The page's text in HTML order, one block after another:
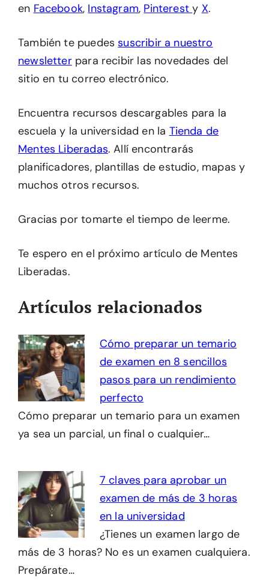
en Facebook, Instagram, Pinteresty X.
También te puedessuscribir a nuestro
newsletterpara recibir las novedades del
sitio en tu correo electrónico.
Encuentra recursos descargables para la
escuela y la universidad en la Tienda de
Mentes Liberadas. Allí encontrarás
planificadores, plantillas de estudio, mapas y
muchos otros recursos.
Gracias por tomarte el tiempo de leerme.
Te espero en el próximo artículo de Mentes
Liberadas.
Artículos relacionados
Cómo preparar un temario
de examen en 8 sencillos
pasos para un rendimiento
perfecto
Cómo preparar un temario para un examen
ya sea un parcial, un final o cualquier…
7 claves para aprobar un
examen de más de 3 horas
en la universidad
¿Tienes un examen largo de
más de 3 horas? No es un examen cualquiera.
Prepárate…